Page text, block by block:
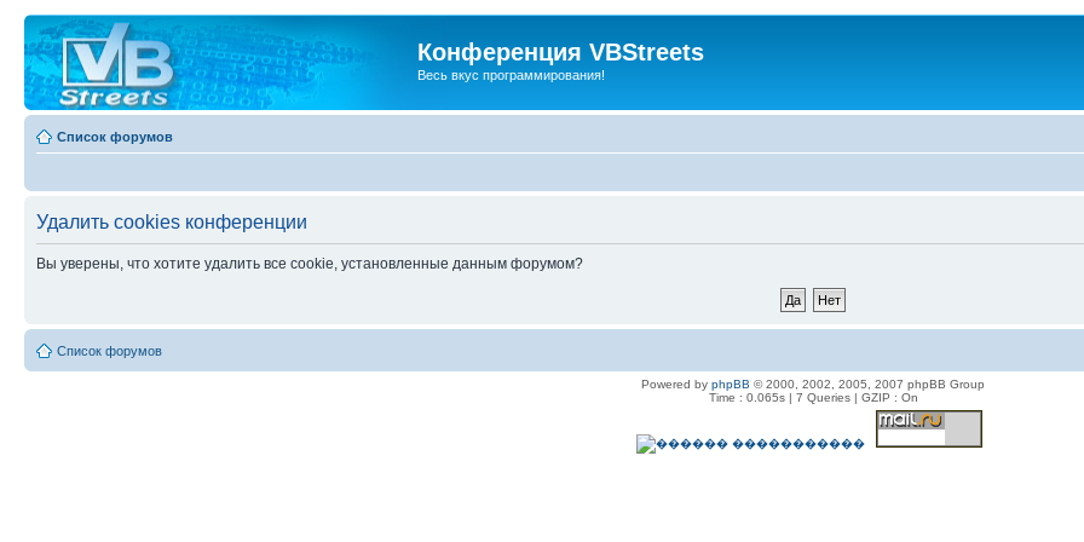
Конференция VBStreets
Весь вкус программирования!
Список форумов
Удалить cookies конференции
Вы уверены, что хотите удалить все cookie, установленные данным форумом?
Список форумов
Powered by phpBB © 2000, 2002, 2005, 2007 phpBB Group
Time : 0.065s | 7 Queries | GZIP : On